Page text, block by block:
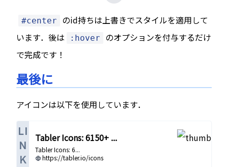
#center
のid持ちは上書きでスタイルを適用して
います．後は
:hover
のオプションを付与するだけ
で完成です！
最後に
アイコンは以下を使用しています．
LI
N
K
Tabler Icons: 6150+ ...
Tabler Icons: 6...
https://tabler.io/icons